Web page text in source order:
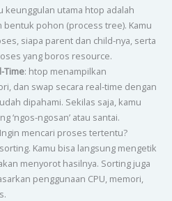
keunggulan utama htop adalah
bentuk pohon (process tree). Kamu
siapa parent dan child-nya, serta
yang boros resource.
Time: htop menampilkan
dan swap secara real-time dengan
dipahami. Sekilas saja, kamu
‘ngos-ngosan’ atau santai.
mencari proses tertentu?
Kamu bisa langsung mengetik
menyorot hasilnya. Sorting juga
penggunaan CPU, memori,